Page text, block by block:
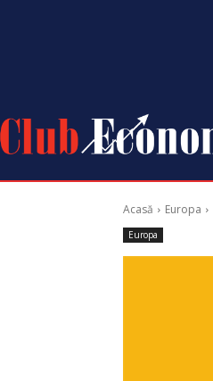
Acasă Europa
Europa